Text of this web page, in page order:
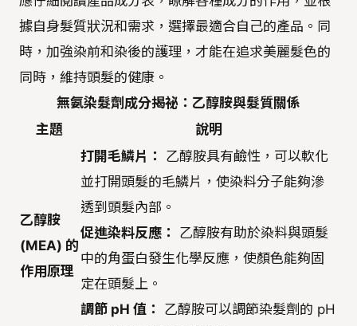
據自身髮質狀況和需求，選擇最適合自己的產品。同
時，加強染前和染後的護理，才能在追求美麗髮色的
同時，維持頭髮的健康。
無氨染髮劑成分揭祕：乙醇胺與髮質關係
主題
說明
乙醇胺
(MEA) 的
作用原理
打開毛鱗片：
乙醇胺具有鹼性，可以軟化
並打開頭髮的毛鱗片，使染料分子能夠滲
透到頭髮內部。
促進染料反應：
乙醇胺有助於染料與頭髮
中的角蛋白發生化學反應，使顏色能夠固
定在頭髮上。
調節 pH 值：
乙醇胺可以調節染髮劑的 pH